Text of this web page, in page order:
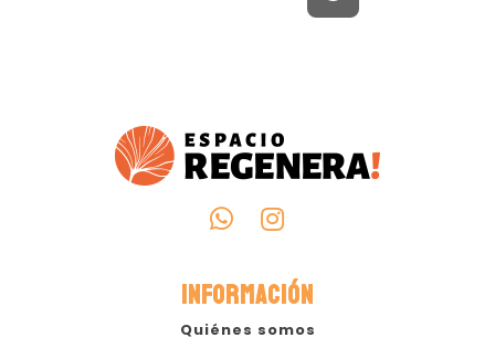
INFORMACIÓN
Quiénes somos